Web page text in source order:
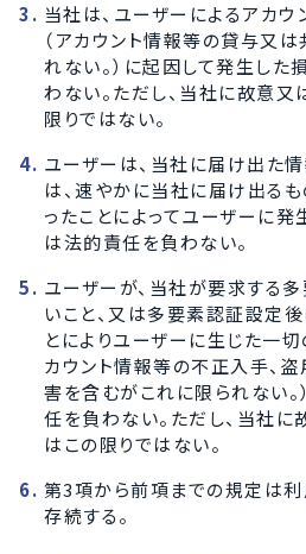
当社は、ユーザーによるアカ
（アカウント情報等の貸与又
れない。）に起因して発生した
わない。ただし、当社に故意
限りではない。
ユーザーは、当社に届け出た
は、速やかに当社に届け出る
ったことによってユーザーに発
は法的責任を負わない。
ユーザーが、当社が要求する
いこと、又は多要素認証設定
とによりユーザーに生じた一
カウント情報等の不正入手、
害を含むがこれに限られない。
任を負わない。ただし、当社
はこの限りではない。
第3項から前項までの規定は
存続する。